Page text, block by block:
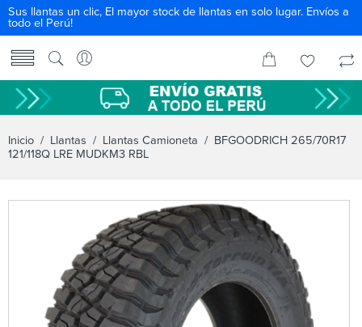
Sus llantas un clic, El mayor stock de llantas en solo lugar. Envíos a
todo el Perú!
Inicio / Llantas / Llantas Camioneta / BFGOODRICH 265/70R17
121/118Q LRE MUDKM3 RBL